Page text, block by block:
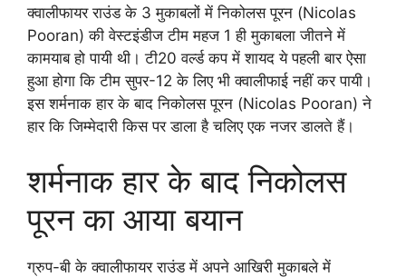
क्वालीफायर राउंड के 3 मुकाबलों में निकोलस पूरन (Nicolas
Pooran) की वेस्टइंडीज टीम महज 1 ही मुकाबला जीतने में
कामयाब हो पायी थी। टी20 वर्ल्ड कप में शायद ये पहली बार ऐसा
हुआ होगा कि टीम सुपर-12 के लिए भी क्वालीफाई नहीं कर पायी।
इस शर्मनाक हार के बाद निकोलस पूरन (Nicolas Pooran) ने
हार कि जिम्मेदारी किस पर डाला है चलिए एक नजर डालते हैं।
शर्मनाक हार के बाद निकोलस
पूरन का आया बयान
ग्रुप-बी के क्वालीफायर राउंड में अपने आखिरी मुकाबले में